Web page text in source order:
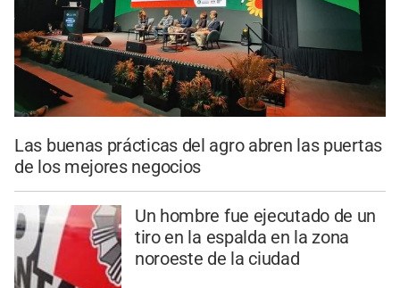
Las buenas prácticas del agro abren las puertas
de los mejores negocios
Un hombre fue ejecutado de un
tiro en la espalda en la zona
noroeste de la ciudad